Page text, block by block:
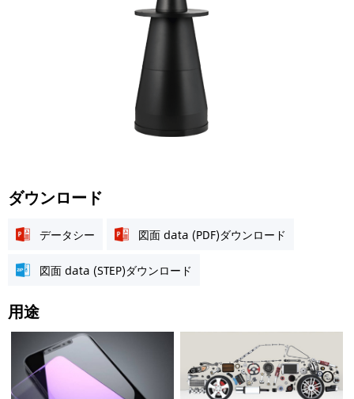
ダウンロード
データシー 図面 data (PDF)ダウンロード
図面 data (STEP)ダウンロード
用途